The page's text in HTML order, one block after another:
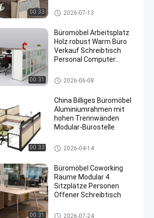
00:33 Büroarbeitsplätze
2026-07-13
00:31
Büromöbel Arbeitsplatz
Holz robust Warm Büro
Verkauf Schreibtisch
Personal Computer
Büroarbeitsplätze
2026-06-08
00:33
China Billiges Büromöbel
Aluminiumrahmen mit
hohen Trennwänden
Modular-Bürostelle
Büroarbeitsplätze
2026-04-14
00:31
Büromöbel Coworking
Räume Modular 4
Sitzplätze Personen
Offener Schreibtisch
Büroarbeitsplätze
2026-07-24